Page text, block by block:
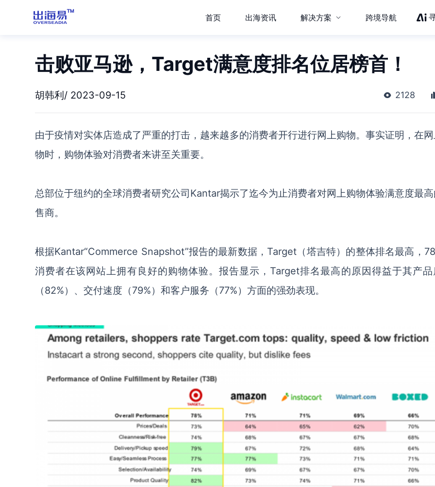
首页 出海资讯 解决方案 跨境导航
击败亚马逊，Target满意度排名位居榜首！
胡韩利/ 2023-09-15 2128
由于疫情对实体店造成了严重的打击 ，越来越多的消费者开行进行网上购物。 事实证明， 在
物时， 购物体验对消费者来讲至关重要。
总部位于纽约的全球消费者研究公司Kantar揭示了迄今为止消费者对网上购物体验满意度最
售商。
根据Kantar“Commerce Snapshot”报告的最新数据，Target （塔吉特） 的整体排名最高，
消费者在该网站上拥有良好的购物体验。 报告显示， Target排名最高的原因得益于其产品
（82%） 、交付速度 （79%） 和客户服务 （77%） 方面的强劲表现。